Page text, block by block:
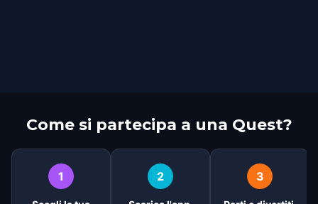
Come si partecipa a una Quest?
1 2 3